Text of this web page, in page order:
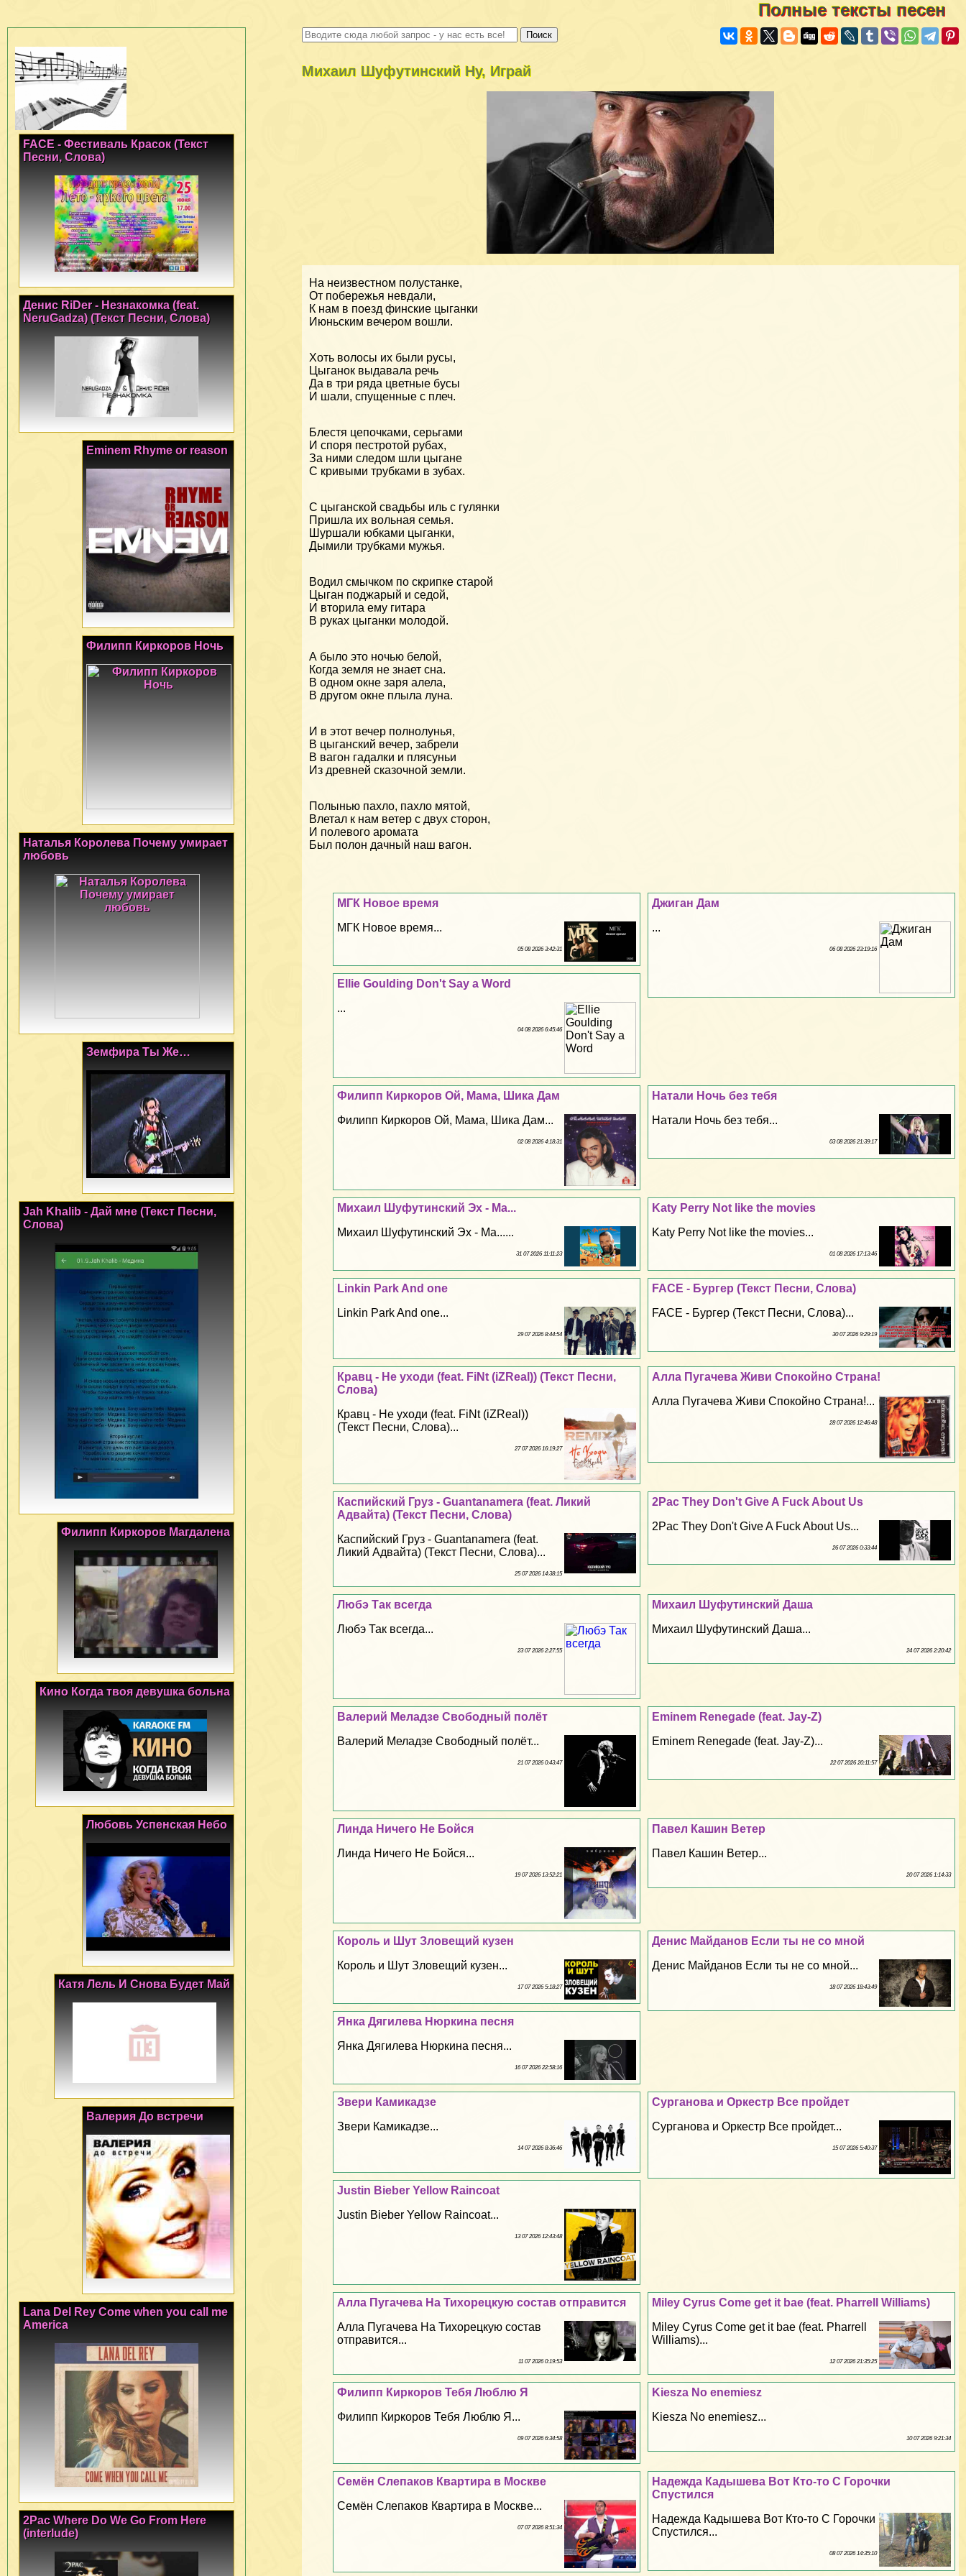
Полные тексты песен
Михаил Шуфутинский Ну, Играй
На неизвестном полустанке,
От побережья невдали,
К нам в поезд финские цыганки
Июньским вечером вошли.
Хоть волосы их были русы,
Цыганок выдавала речь
Да в три ряда цветные бусы
И шали, спущенные с плеч.
Блестя цепочками, серьгами
И споря пестротой рубах,
За ними следом шли цыгане
С кривыми трубками в зубах.
С цыганской свадьбы иль с гулянки
Пришла их вольная семья.
Шуршали юбками цыганки,
Дымили трубками мужья.
Водил смычком по скрипке старой
Цыган поджарый и седой,
И вторила ему гитара
В руках цыганки молодой.
А было это ночью белой,
Когда земля не знает сна.
В одном окне заря алела,
В другом окне плыла луна.
И в этот вечер полнолунья,
В цыганский вечер, забрели
В вагон гадалки и плясуньи
Из древней сказочной земли.
Полынью пахло, пахло мятой,
Влетал к нам ветер с двух сторон,
И полевого аромата
Был полон дачный наш вагон.
Джиган Дам
...
06 08 2026 23:19:16
МГК Новое время
МГК Новое время...
05 08 2026 3:42:31
Ellie Goulding Don't Say a Word
...
04 08 2026 6:45:46
Натали Ночь без тебя
Натали Ночь без тебя...
03 08 2026 21:39:17
Филипп Киркоров Ой, Мама, Шика Дам
Филипп Киркоров Ой, Мама, Шика Дам...
02 08 2026 4:18:31
Katy Perry Not like the movies
Katy Perry Not like the movies...
01 08 2026 17:13:46
Михаил Шуфутинский Эх - Ма...
Михаил Шуфутинский Эх - Ма......
31 07 2026 11:11:23
FACE - Бургер (Текст Песни, Слова)
FACE - Бургер (Текст Песни, Слова)...
30 07 2026 9:29:19
Linkin Park And one
Linkin Park And one...
29 07 2026 8:44:54
Алла Пугачева Живи Спокойно Страна!
Алла Пугачева Живи Спокойно Страна!...
28 07 2026 12:46:48
Кравц - Не уходи (feat. FiNt (iZReal)) (Текст Песни,
Слова)
Кравц - Не уходи (feat. FiNt (iZReal))
(Текст Песни, Слова)...
27 07 2026 16:19:27
2Pac They Don't Give A Fuck About Us
2Pac They Don't Give A Fuck About Us...
26 07 2026 0:33:44
Каспийский Груз - Guantanamera (feat. Ликий
Адвайта) (Текст Песни, Слова)
Каспийский Груз - Guantanamera (feat.
Ликий Адвайта) (Текст Песни, Слова)...
25 07 2026 14:38:15
Михаил Шуфутинский Даша
Михаил Шуфутинский Даша...
24 07 2026 2:20:42
Любэ Так всегда
Любэ Так всегда...
23 07 2026 2:27:55
Eminem Renegade (feat. Jay-Z)
Eminem Renegade (feat. Jay-Z)...
22 07 2026 20:11:57
Валерий Меладзе Свободный полёт
Валерий Меладзе Свободный полёт...
21 07 2026 0:43:47
Павел Кашин Ветер
Павел Кашин Ветер...
20 07 2026 1:14:33
Линда Ничего Не Бойся
Линда Ничего Не Бойся...
19 07 2026 13:52:21
Денис Майданов Если ты не со мной
Денис Майданов Если ты не со мной...
18 07 2026 18:43:49
Король и Шут Зловещий кузен
Король и Шут Зловещий кузен...
17 07 2026 5:18:27
Янка Дягилева Нюркина песня
Янка Дягилева Нюркина песня...
16 07 2026 22:58:16
Сурганова и Оркестр Все пройдет
Сурганова и Оркестр Все пройдет...
15 07 2026 5:40:37
Звери Камикадзе
Звери Камикадзе...
14 07 2026 8:36:46
Justin Bieber Yellow Raincoat
Justin Bieber Yellow Raincoat...
13 07 2026 12:43:48
Miley Cyrus Come get it bae (feat. Pharrell Williams)
Miley Cyrus Come get it bae (feat. Pharrell
Williams)...
12 07 2026 21:35:25
Алла Пугачева На Тихорецкую состав отправится
Алла Пугачева На Тихорецкую состав
отправится...
11 07 2026 0:19:53
Kiesza No enemiesz
Kiesza No enemiesz...
10 07 2026 9:21:34
Филипп Киркоров Тебя Люблю Я
Филипп Киркоров Тебя Люблю Я...
09 07 2026 6:34:58
Надежда Кадышева Вот Кто-то С Горочки
Спустился
Надежда Кадышева Вот Кто-то С Горочки
Спустился...
08 07 2026 14:35:10
Семён Слепаков Квартира в Москве
Семён Слепаков Квартира в Москве...
07 07 2026 8:51:34
FACE - Фестиваль Красок (Текст
Песни, Слова)
Денис RiDer - Незнакомка (feat.
NeruGadza) (Текст Песни, Слова)
Eminem Rhyme or reason
Филипп Киркоров Ночь
Наталья Королева Почему умирает
любовь
Земфира Ты Же…
Jah Khalib - Дай мне (Текст Песни,
Слова)
Филипп Киркоров Магдалена
Кино Когда твоя девушка больна
Любовь Успенская Небо
Катя Лель И Снова Будет Май
Валерия До встречи
Lana Del Rey Come when you call me
America
2Pac Where Do We Go From Here
(interlude)